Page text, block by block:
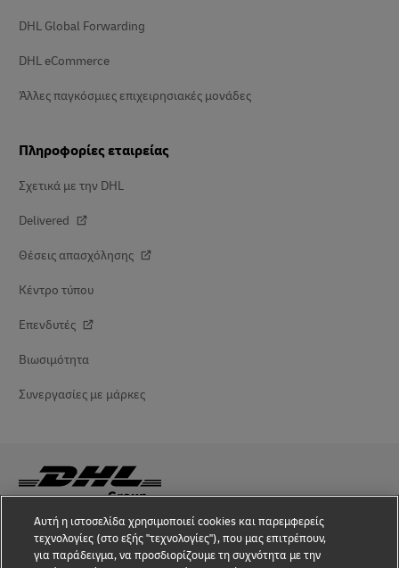
DHL Global Forwarding
DHL eCommerce
Άλλες παγκόσμιες επιχειρησιακές μονάδες
Πληροφορίες εταιρείας
Σχετικά με την DHL
Delivered
Θέσεις απασχόλησης
Κέντρο τύπου
Επενδυτές
Βιωσιμότητα
Συνεργασίες με μάρκες
Επίγνωση απάτης
Αυτή η ιστοσελίδα χρησιμοποιεί cookies και παρεμφερείς
τεχνολογίες (στο εξής "τεχνολογίες"), που μας επιτρέπουν,
για παράδειγμα, να προσδιορίζουμε τη συχνότητα με την